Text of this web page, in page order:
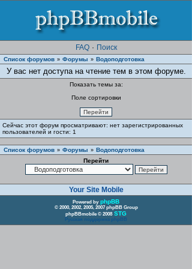
FAQ · Поиск
Список форумов » Форумы » Водоподготовка
У вас нет доступа на чтение тем в этом форуме.
Показать темы за:
Поле сортировки
Сейчас этот форум просматривают: нет зарегистрированных
пользователей и гости: 1
Список форумов » Форумы » Водоподготовка
Перейти
Your Site Mobile
Powered by phpBB
© 2000, 2002, 2005, 2007 phpBB Group
phpBBmobile © 2008 STG
Русская поддержка phpBB